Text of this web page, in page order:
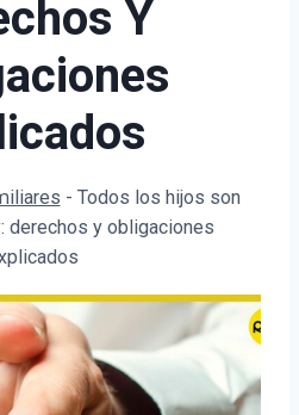
Y
- Todos los hijos son
derechos y obligaciones